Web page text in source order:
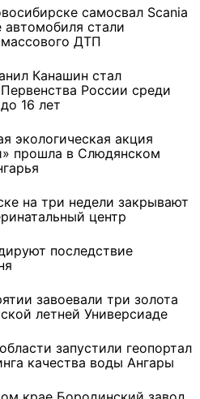
самосвал Scania
стали
ДТП
Канашин стал
России среди
16 лет
экологическая акция
прошла в Слюдянском
на три недели закрывают
центр
последствие
завоевали три золота
летней Универсиаде
запустили геопортал
качества воды Ангары